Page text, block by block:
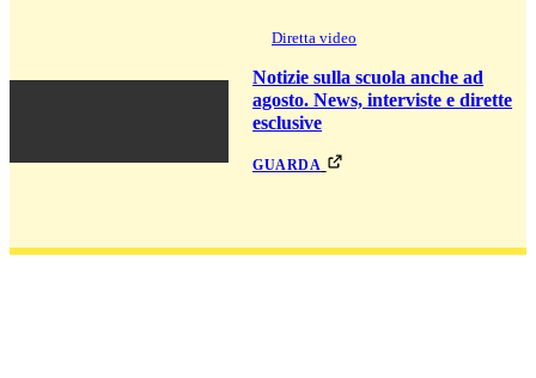
Diretta video
Notizie sulla scuola anche ad
agosto. News, interviste e dirette
esclusive
guarda